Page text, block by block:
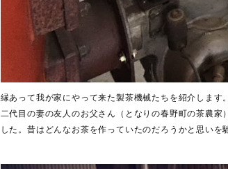
縁あって我が家にやって来た製茶機械たちを紹介します。
二代目の妻の友人のお父さん（となりの春野町の茶農
した。昔はどんなお茶を作っていたのだろうかと思いを